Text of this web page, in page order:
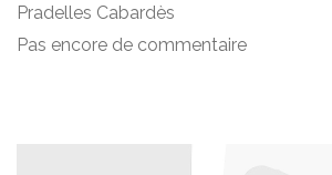
Pradelles Cabardès
Pas encore de commentaire